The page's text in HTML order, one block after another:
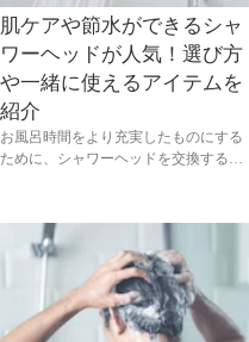
肌ケアや節水ができるシャ
ワーヘッドが人気！選び方
や一緒に使えるアイテムを
紹介
お風呂時間をより充実したものにする
ために、シャワーヘッドを交換する人
など機能の種類も多く、選ぶ時に悩む
かもしれません。そこで今回は、人気
のシャワーヘッドのタイプと、その選
び方、そして一緒に使えるアイテムを
紹介します。